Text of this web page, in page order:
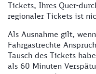
Tickets, Ihres Quer-
regionaler Tickets ist
Als Ausnahme gilt,
Fahrgastrechte
Tausch des Tickets
als 60 Minuten